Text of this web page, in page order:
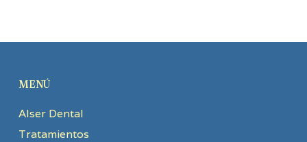
MENÚ
Alser Dental
Tratamientos